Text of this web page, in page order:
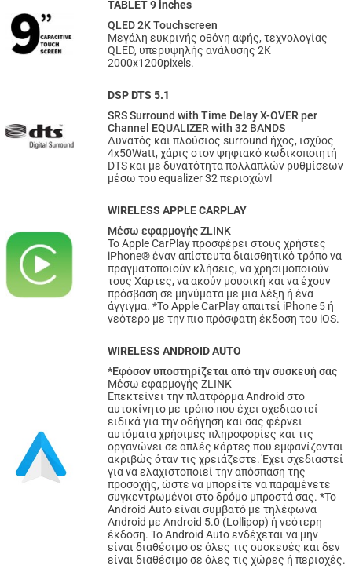
TABLET 9 inches
QLED 2K Touchscreen
Μεγάλη ευκρινής οθόνη αφής, τεχνολογίας
QLED, υπερυψηλής ανάλυσης 2Κ
2000x1200pixels.
DSP DTS 5.1
SRS Surround with Time Delay X-OVER per
Channel EQUALIZER with 32 BANDS
Δυνατός και πλούσιος surround ήχος, ισχύος
4x50Watt, χάρις στον ψηφιακό κωδικοποιητή
DTS και με δυνατότητα πολλαπλών ρυθμίσεων
μέσω του equalizer 32 περιοχών!
WIRELESS APPLE CARPLAY
Μέσω εφαρμογής ZLINK
Το Apple CarPlay προσφέρει στους χρήστες
iPhone® έναν απίστευτα διαισθητικό τρόπο να
πραγματοποιούν κλήσεις, να χρησιμοποιούν
τους Χάρτες, να ακούν μουσική και να έχουν
πρόσβαση σε μηνύματα με μια λέξη ή ένα
άγγιγμα. *Το Apple CarPlay απαιτεί iPhone 5 ή
νεότερο με την πιο πρόσφατη έκδοση του iOS.
WIRELESS ANDROID AUTO
*Εφόσον υποστηρίζεται από την συσκευή σας
Μέσω εφαρμογής ZLINK
Επεκτείνει την πλατφόρμα Android στο
αυτοκίνητο με τρόπο που έχει σχεδιαστεί
ειδικά για την οδήγηση και σας φέρνει
αυτόματα χρήσιμες πληροφορίες και τις
οργανώνει σε απλές κάρτες που εμφανίζονται
ακριβώς όταν τις χρειάζεστε. Έχει σχεδιαστεί
για να ελαχιστοποιεί την απόσπαση της
προσοχής, ώστε να μπορείτε να παραμένετε
συγκεντρωμένοι στο δρόμο μπροστά σας. *Το
Android Auto είναι συμβατό με τηλέφωνα
Android με Android 5.0 (Lollipop) ή νεότερη
έκδοση. Το Android Auto ενδέχεται να μην
είναι διαθέσιμο σε όλες τις συσκευές και δεν
είναι διαθέσιμο σε όλες τις χώρες ή περιοχές.